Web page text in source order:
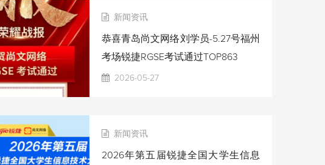
新闻资讯
恭喜青岛尚文网络刘学员-5.27号福州
考场锐捷RGSE考试通过TOP863
2026-05-27
新闻资讯
2026年第五届锐捷全国大学生信息